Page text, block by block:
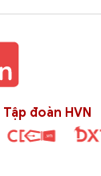
Tập đoàn HVN